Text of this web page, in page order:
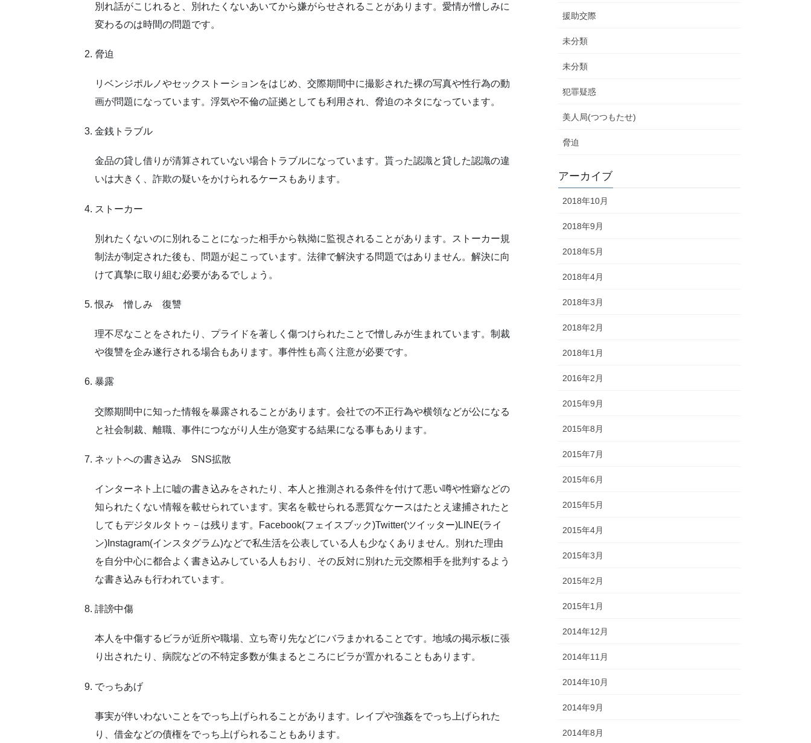
別れ話がこじれると、別れたくないあいてから嫌がらせされることがあります。愛情が憎しみに
変わるのは時間の問題です。
脅迫
リベンジポルノやセックストーションをはじめ、交際期間中に撮影された裸の写真や性行為の動
画が問題になっています。浮気や不倫の証拠としても利用され、脅迫のネタになっています。
金銭トラブル
金品の貸し借りが清算されていない場合トラブルになっています。貰った認識と貸した認識の違
いは大きく、 詐欺の疑いをかけられるケースもあります。
ストーカー
別れたくないのに別れることになった相手から執拗に監視されることがあります。ストーカー規
制法が制定された後も、問題が起こっています。法律で解決する問題ではありません。解決に向
けて真摯に取り組む必要があるでしょう。
恨み 憎しみ 復讐
理不尽なことをされたり、 プライド を著しく傷つけられたことで憎しみが生まれています。 制裁
や復讐を企み遂行される場合もあります。 事件性も高く注意が必要です。
暴露
交際期間中に知った情報を暴露されることがあります。会社での不正行為や横領などが公になる
と社会制裁、離職、事件につながり人生が急変する結果になる事もあります。
ネットへの書き込み SNS拡散
インターネト上に嘘の書き込みをされたり、本人と推測される条件を付けて悪い噂や性癖などの
知られたくない情報を載せられています。実名を載せられる悪質なケースはたとえ逮捕されたと
してもデジタルタトゥ－ は残ります。 Facebook(フェイスブック)Twitter(ツイッター)LINE(ライ
ン)Instagram(インスタグラム)などで私生活を公表している人も少なくありません。別れた理由
を自分中心に都合よく書き込みしている人もおり、その反対に別れた元交際相手を批判するよう
な書き込みも行われています。
誹謗中傷
本人を中傷するビラが近所や職場、立ち寄り先などにバラまかれることです。地域の掲示板に張
り出されたり、病院などの不特定多数が集まるところにビラが置かれることもあります。
でっちあげ
事実が伴いわないことをでっち上げられることがあります。 レイプや強姦をでっち上げられた
り、 借金などの債権をでっち上げられることもあります。
援助交際
未分類
未分類
犯罪疑惑
美人局(つつもたせ)
脅迫
アーカイブ
2018年10月
2018年9月
2018年5月
2018年4月
2018年3月
2018年2月
2018年1月
2016年2月
2015年9月
2015年8月
2015年7月
2015年6月
2015年5月
2015年4月
2015年3月
2015年2月
2015年1月
2014年12月
2014年11月
2014年10月
2014年9月
2014年8月